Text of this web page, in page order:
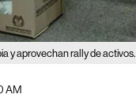
y aprovechan rally de activos.
AM